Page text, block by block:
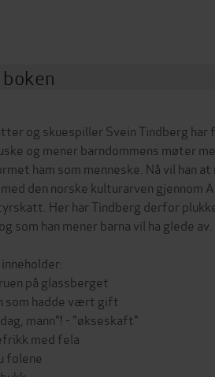
og skuespiller Svein Tindberg har
og mener barndommens møter
ham som menneske. Nå vil han
den norske kulturarven gjennom
Her har Tindberg derfor
som han mener barna vil ha glede av.
på glassberget
som hadde vært gift
mann"! - "økseskaft"
med fela
folene